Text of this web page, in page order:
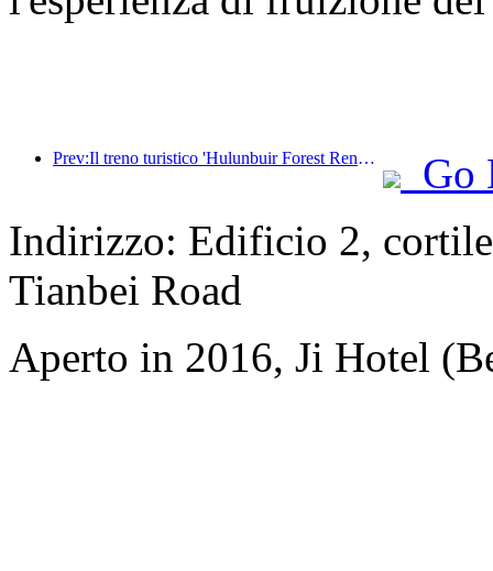
Prev:Il treno turistico 'Hulunbuir Forest Rendezvous - Daxinganling Express - Starlight Train - Tianyi Journey' effettua il suo viaggio inaugurale.
Go
Indirizzo: Edificio 2,
Tianbei Road
Aperto in 2016, Ji Hotel